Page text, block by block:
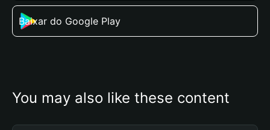
Baixar do Google Play
You may also like these content